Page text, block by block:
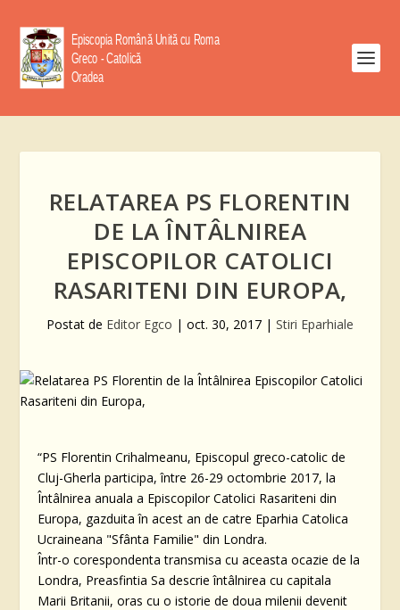
RELATAREA PS FLORENTIN
DE LA ÎNTÂLNIREA
EPISCOPILOR CATOLICI
RASARITENI DIN EUROPA,
Postat de Editor Egco | oct. 30, 2017 | Stiri Eparhiale
“PS Florentin Crihalmeanu, Episcopul greco-catolic de
Cluj-Gherla participa, între 26-29 octombrie 2017, la
Întâlnirea anuala a Episcopilor Catolici Rasariteni din
Europa, gazduita în acest an de catre Eparhia Catolica
Ucraineana "Sfânta Familie" din Londra.
Într-o corespondenta transmisa cu aceasta ocazie de la
Londra, Preasfintia Sa descrie întâlnirea cu capitala
Marii Britanii, oras cu o istorie de doua milenii devenit